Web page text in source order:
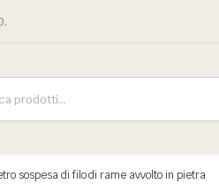
sospesa di filo di rame avvolto in pietra